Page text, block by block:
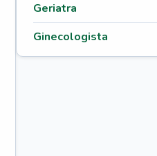
Geriatra
Ginecologista